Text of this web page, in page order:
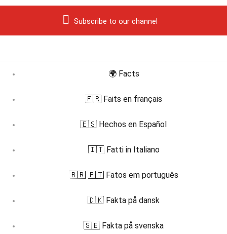
Subscribe to our channel
🌍 Facts
🇫🇷 Faits en français
🇪🇸 Hechos en Español
🇮🇹 Fatti in Italiano
🇧🇷 🇵🇹 Fatos em português
🇩🇰 Fakta på dansk
🇸🇪 Fakta på svenska